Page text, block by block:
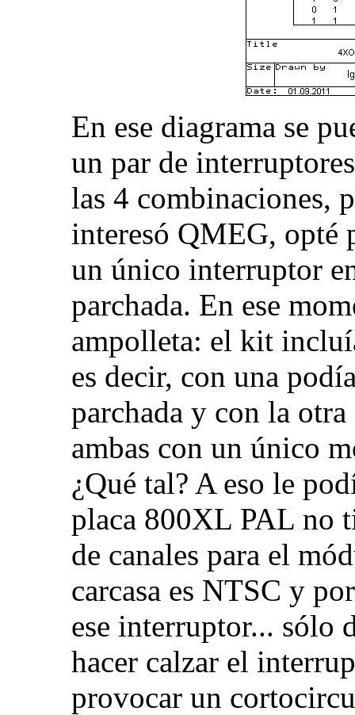
En ese diagrama se
un par de
las 4 combinaciones,
interesó QMEG, opté
un único interruptor
parchada. En ese
ampolleta: el kit
es decir, con una
parchada y con la
ambas con un único
¿Qué tal? A eso le
placa 800XL PAL no
de canales para el
carcasa es NTSC y
ese interruptor... sólo
hacer calzar el
provocar un